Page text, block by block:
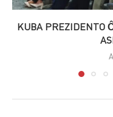
KUBA PREZIDENTO